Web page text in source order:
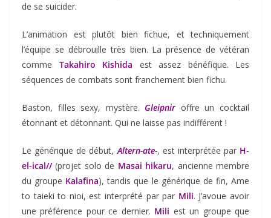
de se suicider.
L’animation est plutôt bien fichue, et techniquement
l’équipe se débrouille très bien. La présence de vétéran
comme Takahiro Kishida est assez bénéfique. Les
séquences de combats sont franchement bien fichu.
Baston, filles sexy, mystère. Gleipnir offre un cocktail
étonnant et détonnant. Qui ne laisse pas indifférent !
Le générique de début,Altern-ate-, est interprétée par H-
el-ical//(projet solo de Masai hikaru, ancienne membre
du groupe Kalafina), tandis que le générique de fin, Ame
to taieki to nioi, est interprété par par Mili. J’avoue avoir
une préférence pour ce dernier. Mili est un groupe que